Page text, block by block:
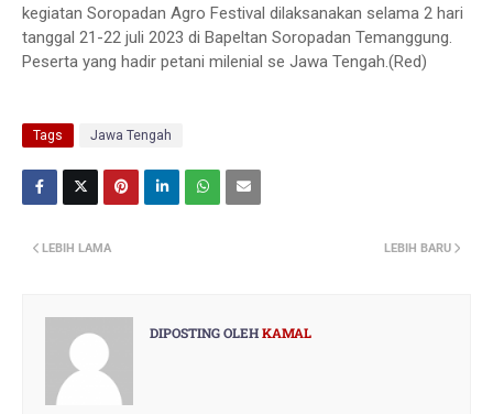
kegiatan Soropadan Agro Festival dilaksanakan selama 2 hari
tanggal 21-22 juli 2023 di Bapeltan Soropadan Temanggung.
Peserta yang hadir petani milenial se Jawa Tengah.(Red)
Tags Jawa Tengah
LEBIH BARU
LEBIH LAMA
DIPOSTING OLEHKAMAL